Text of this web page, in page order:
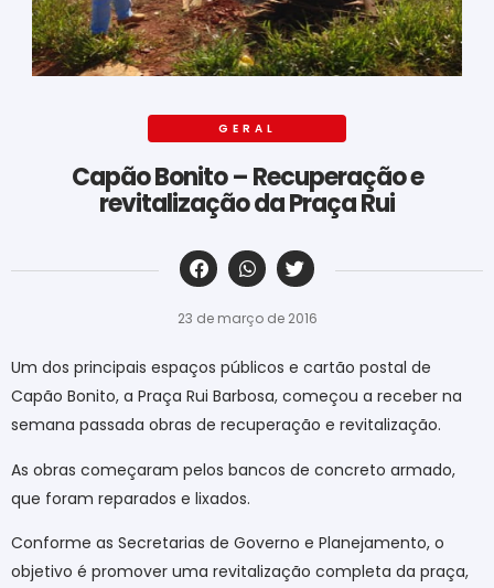
GERAL
Capão Bonito – Recuperação e
revitalização da Praça Rui
‎ ‎ ‎ ‎ ‎ ‎ ‎ ‎ ‎ ‎ ‎ ‎ ‎ ‎ ‎ ‎ ‎ ‎ ‎ ‎ ‎ ‎ ‎ ‎ ‎ ‎ ‎ ‎ ‎ ‎ ‎
23 de março de 2016
Um dos principais espaços públicos e cartão postal de
Capão Bonito, a Praça Rui Barbosa, começou a receber na
semana passada obras de recuperação e revitalização.
As obras começaram pelos bancos de concreto armado,
que foram reparados e lixados.
Conforme as Secretarias de Governo e Planejamento, o
objetivo é promover uma revitalização completa da praça,